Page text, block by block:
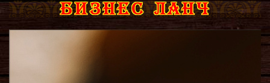
БИЗНЕС ЛАНЧ